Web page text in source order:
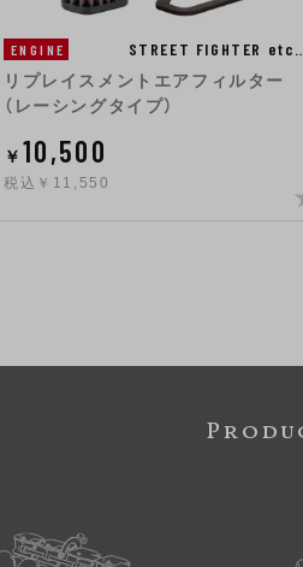
ENGINE STREET FIGHTER
リプレイスメントエアフィルター
（レーシングタイプ）
￥ 10,500
税込￥11,550